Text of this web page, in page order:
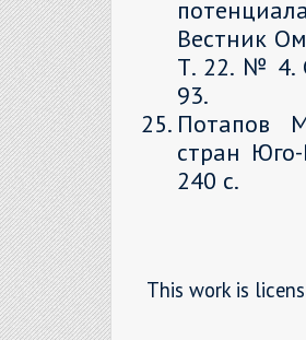
Вестник
Т. 22. № 4.
93.
Потапов
стран
240 с.
This work is